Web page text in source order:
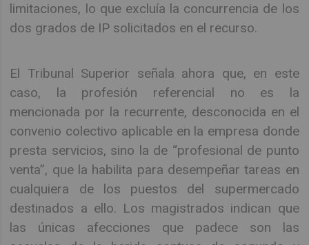
limitaciones, lo que excluía la concurrencia de los
dos grados de IP solicitados en el recurso.
El Tribunal Superior señala ahora que, en este
caso, la profesión referencial no es la
mencionada por la recurrente, desconocida en el
convenio colectivo aplicable en la empresa donde
presta servicios, sino la de “profesional de punto
venta”, que la habilita para desempeñar tareas en
cualquiera de los puestos del supermercado
destinados a ello. Los magistrados indican que
las únicas afecciones que padece son las